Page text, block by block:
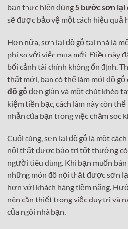
bạn thực hiện đúng 5 bước sơn lại
sẽ được bảo vệ một cách hiệu quả
Hơn nữa, sơn lại đồ gỗ tại nhà là
phí so với việc mua mới. Điều này
bối cảnh tài chính không ổn định.
thất mới, bạn có thể làm mới đồ gỗ
đồ gỗ đơn giản và một chút khéo
kiệm tiền bạc, cách làm này còn
nhẫn của bạn trong việc chăm sóc
Cuối cùng, sơn lại đồ gỗ là một
nội thất được bảo trì tốt thường
người tiêu dùng. Khi bạn muốn bán
những món đồ nội thất được sơn
hơn với khách hàng tiềm năng.
nên cần thiết trong việc duy trì và
của ngôi nhà bạn.